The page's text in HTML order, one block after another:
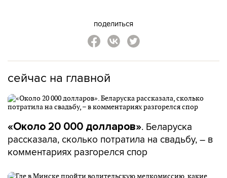
поделиться
сейчас на главной
«Около 20 000 долларов». Беларуска
рассказала, сколько потратила на свадьбу, – в
комментариях разгорелся спор